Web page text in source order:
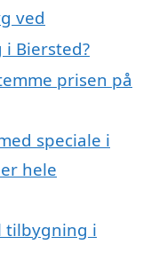
ved
Biersted?
prisen på
speciale i
hele
tilbygning i